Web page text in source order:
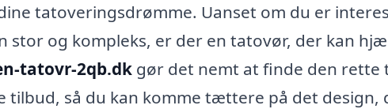
tatoveringsdrømme. Uanset om du er
stor og kompleks, er der en tatovør, der kan
tatovr-2qb.dk gør det nemt at finde den rette
tilbud, så du kan komme tættere på det design,